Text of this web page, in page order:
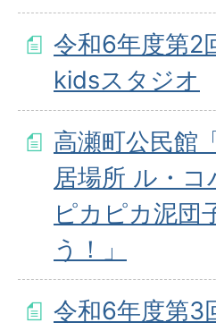
令和6年度第2
kidsスタジオ
高瀬町公民館
居場所 ル・コ
ピカピカ泥団
う！」
令和6年度第3